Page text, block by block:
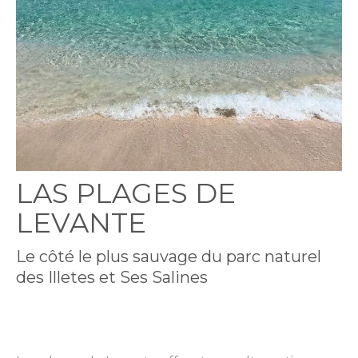
LAS PLAGES DE
LEVANTE
Le côté le plus sauvage du parc naturel
des Illetes et Ses Salines